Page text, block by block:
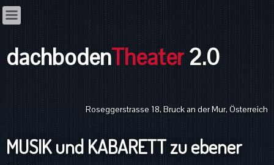
dachbodenTheater2.0
Roseggerstrasse 18, Bruck an der Mur, Österreich
MUSIK und KABARETT zu ebener